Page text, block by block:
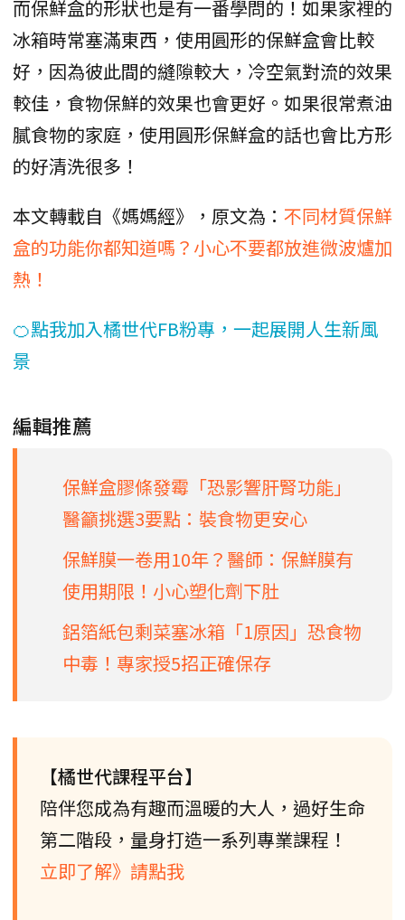
而保鮮盒的形狀也是有一番學問的！如果家裡的
冰箱時常塞滿東西，使用圓形的保鮮盒會比較
好，因為彼此間的縫隙較大，冷空氣對流的效果
較佳，食物保鮮的效果也會更好。如果很常煮油
膩食物的家庭，使用圓形保鮮盒的話也會比方形
的好清洗很多！
本文轉載自《媽媽經》，原文為： 不同材質保鮮
盒的功能你都知道嗎？小心不要都放進微波爐加
熱！
🍊點我加入橘世代FB粉專，一起展開人生新風
景
編輯推薦
保鮮盒膠條發霉「恐影響肝腎功能」
醫籲挑選3要點：裝食物更安心
保鮮膜一卷用10年？醫師：保鮮膜有
使用期限！小心塑化劑下肚
鋁箔紙包剩菜塞冰箱「1原因」恐食物
中毒！專家授5招正確保存
【橘世代課程平台】
陪伴您成為有趣而溫暖的大人，過好生命
第二階段，量身打造一系列專業課程！
立即了解》請點我